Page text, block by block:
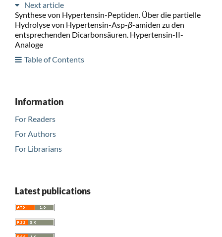
Next article
Synthese von Hypertensin-Peptiden. Über die partielle
Hydrolyse von Hypertensin-Asp-β-amiden zu den
entsprechenden Dicarbonsäuren. Hypertensin-II-
Analoge
Table of Contents
Information
For Readers
For Authors
For Librarians
Latest publications